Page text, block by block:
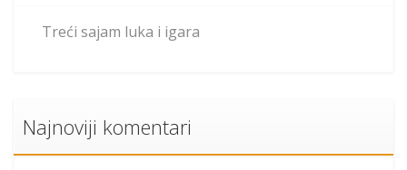
Treći sajam luka i igara
Najnoviji komentari